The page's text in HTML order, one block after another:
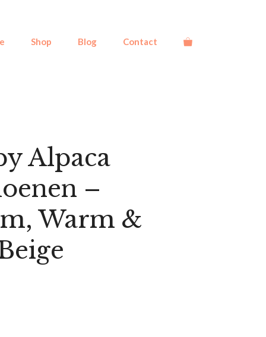
Shop Blog Contact
Alpaca
–
Warm &